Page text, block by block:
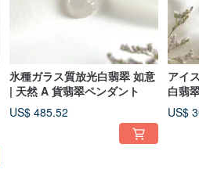
氷種ガラス質放光白翡翠 如意
| 天然 A 貨翡翠ペンダント
US$ 485.52
アイ
白翡
レッ
US$